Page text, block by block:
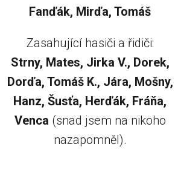
Fanďák, Mirďa, Tomáš
Zasahující hasiči a řidiči:
Strny, Mates, Jirka V., Dorek,
Dorďa, Tomáš K., Jára, Mošny,
Hanz, Šusťa, Herďák, Fráňa,
Venca ​ (snad jsem na nikoho
nazapomněl).